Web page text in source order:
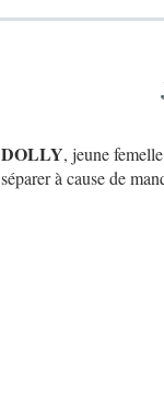
DOLLY, jeune
séparer à cause de